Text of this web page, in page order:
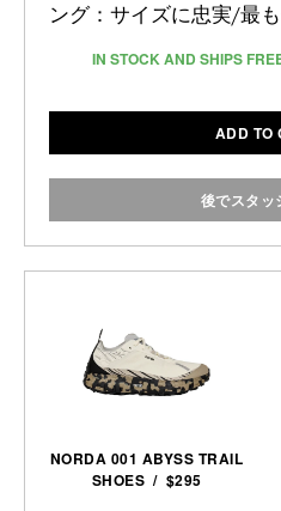
ング：サイズに忠実/最
IN STOCK AND SHIPS
ADD TO
後でスタッ
NORDA 001 ABYSS TRAIL
SHOES / $295